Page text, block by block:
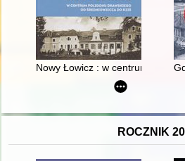
Nowy Łowicz : w centrum
ROCZNIK